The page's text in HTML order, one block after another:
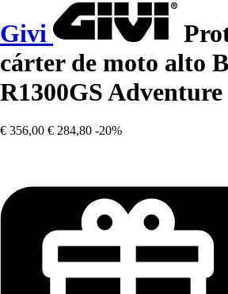
Givi
cárter de moto alto
R1300GS Adventure
€ 356,00 € 284,80 -20%